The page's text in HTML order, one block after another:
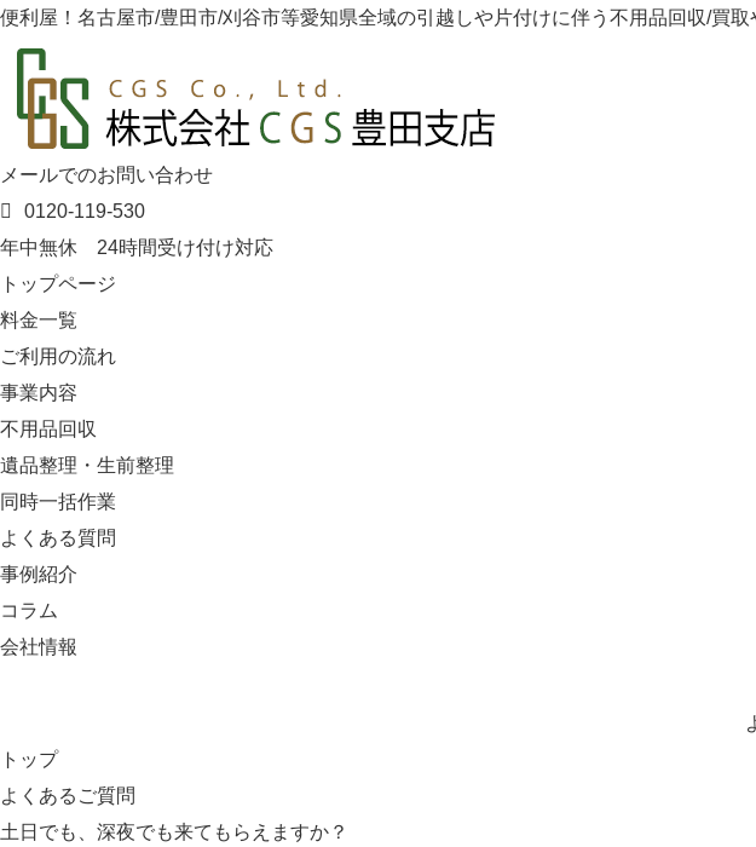
便利屋！名古屋市/豊田市/刈谷市等愛知県全域の引越しや片付けに伴う不用品回収/買
メールでのお問い合わせ
0120-119-530
年中無休 24時間受け付け対応
トップページ
料金一覧
ご利用の流れ
事業内容
不用品回収
遺品整理・生前整理
同時一括作業
よくある質問
事例紹介
コラム
会社情報
トップ
よくあるご質問
土日でも、深夜でも来てもらえますか？